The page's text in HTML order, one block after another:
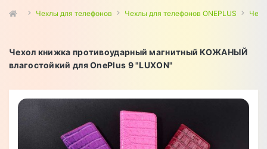
Чехлы для телефонов Чехлы для телефонов ONEPLUS
Чехол книжка противоударный магнитный КОЖАНЫЙ
влагостойкий для OnePlus 9 "LUXON"